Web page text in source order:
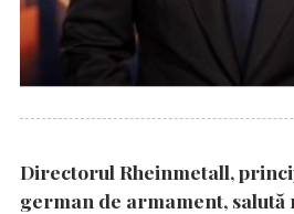
Directorul Rheinmetall,
german de armament, salută